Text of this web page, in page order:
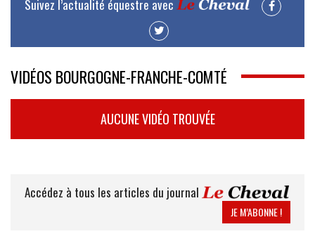
Suivez l’actualité équestre avec
VIDÉOS BOURGOGNE-FRANCHE-COMTÉ
AUCUNE VIDÉO TROUVÉE
Accédez à tous les articles du journal
JE M’ABONNE !